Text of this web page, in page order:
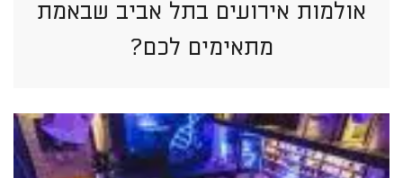
אולמות אירועים בתל אביב שבאמת
מתאימים לכם?